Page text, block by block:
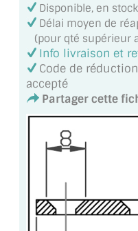
MIROIR POUR SALLE
MIROIR ENCADRÉ
MIROIR TV
VERRE SUR MESURE
VERRE EXTRACLAIR
PAROI DE DOUCHE
Disponible, en stock
Délai moyen de
(pour qté supérieur
Info livraison et
Code de
accepté
Partager cette